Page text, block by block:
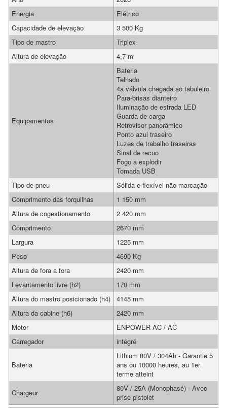
Energia
Elétrico
Capacidade de elevação
3 500 Kg
Tipo de mastro
Triplex
Altura de elevação
4,7 m
Equipamentos
Bateria
Telhado
4a válvula chegada ao tabuleiro
Para-brisas dianteiro
Iluminação de estrada LED
Guarda de carga
Retrovisor panorâmico
Ponto azul traseiro
Luzes de trabalho traseiras
Sinal de recuo
Fogo a explodir
Tomada USB
Tipo de pneu
Sólida e flexível não-marcação
Comprimento das forquilhas
1 150 mm
Altura de cogestionamento
2 420 mm
Comprimento
2670 mm
Largura
1225 mm
Peso
4690 Kg
Altura de fora a fora
2420 mm
Levantamento livre (h2)
170 mm
Altura do mastro posicionado (h4)
4145 mm
Altura da cabine (h6)
2420 mm
Motor
ENPOWER AC / AC
Carregador
intégré
Bateria
Lithium 80V / 304Ah - Garantie 5
ans ou 10000 heures, au 1er
terme atteint
Chargeur
80V / 25A (Monophasé) - Avec
prise pistolet